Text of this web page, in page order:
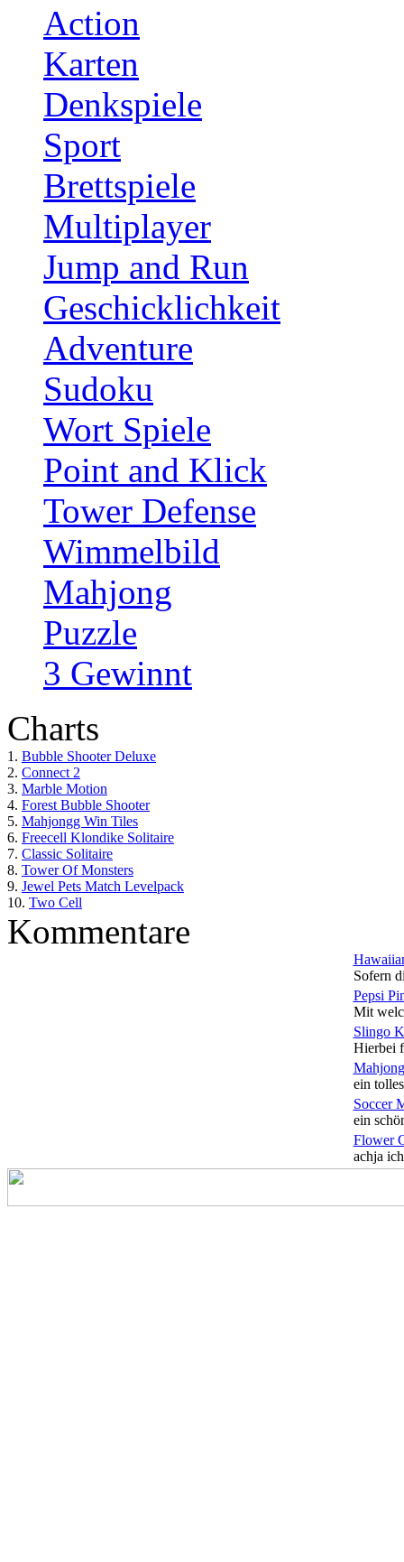
Action
Karten
Denkspiele
Sport
Brettspiele
Multiplayer
Jump and Run
Geschicklichkeit
Adventure
Sudoku
Wort Spiele
Point and Klick
Tower Defense
Wimmelbild
Mahjong
Puzzle
3 Gewinnt
Charts
1. Bubble Shooter Deluxe
2. Connect 2
3. Marble Motion
4. Forest Bubble Shooter
5. Mahjongg Win Tiles
6. Freecell Klondike Solitaire
7. Classic Solitaire
8. Tower Of Monsters
9. Jewel Pets Match Levelpack
10. Two Cell
Kommentare
Sofern
Pepsi
Mit
Slingo
Hierbei
ein
Soccer
ein
Flower
achja